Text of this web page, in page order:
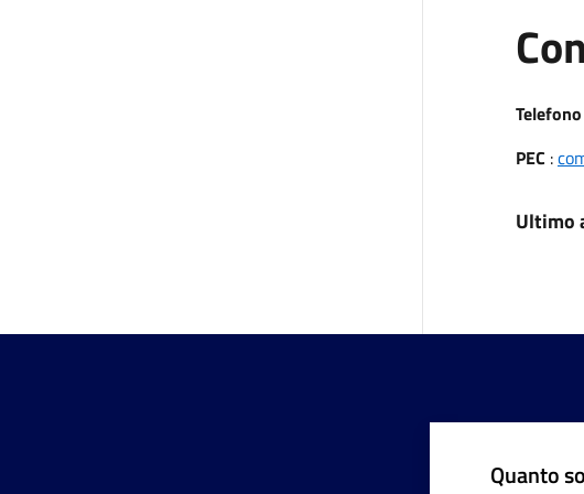
Telefono
PEC :
Ultimo
Quanto